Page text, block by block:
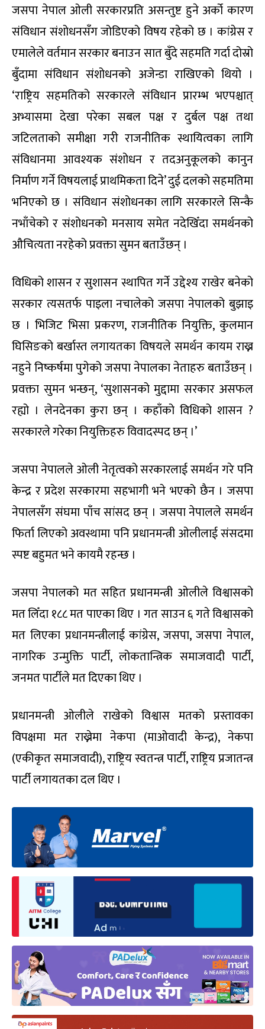
जसपा नेपाल ओली सरकारप्रति असन्तुष्ट हुने अर्को कारण
संविधान संशोधनसँग जोडिएको विषय रहेको छ । कांग्रेस र
एमालेले वर्तमान सरकार बनाउन सात बुँदे सहमति गर्दा दोस्रो
बुँदामा संविधान संशोधनको अजेन्डा राखिएको थियो ।
‘राष्ट्रिय सहमतिको सरकारले संविधान प्रारम्भ भएपश्चात्
अभ्यासमा देखा परेका सबल पक्ष र दुर्बल पक्ष तथा
जटिलताको समीक्षा गरी राजनीतिक स्थायित्वका लागि
संविधानमा आवश्यक संशोधन र तदअनुकूलको कानुन
निर्माण गर्ने विषयलाई प्राथमिकता दिने’ दुई दलको सहमतिमा
भनिएको छ । संविधान संशोधनका लागि सरकारले सिन्कै
नभाँचेको र संशोधनको मनसाय समेत नदेखिँदा समर्थनको
औचित्यता नरहेको प्रवक्ता सुमन बताउँछन् ।
विधिको शासन र सुशासन स्थापित गर्ने उद्देश्य राखेर बनेको
सरकार त्यसतर्फ पाइला नचालेको जसपा नेपालको बुझाइ
छ । भिजिट भिसा प्रकरण, राजनीतिक नियुक्ति, कुलमान
घिसिङको बर्खास्त लगायतका विषयले समर्थन कायम राख्न
नहुने निष्कर्षमा पुगेको जसपा नेपालका नेताहरु बताउँछन् ।
प्रवक्ता सुमन भन्छन्, ‘सुशासनको मुद्दामा सरकार असफल
रह्यो । लेनदेनका कुरा छन् । कहाँको विधिको शासन ?
सरकारले गरेका नियुक्तिहरु विवादस्पद छन् ।’
जसपा नेपालले ओली नेतृत्वको सरकारलाई समर्थन गरे पनि
केन्द्र र प्रदेश सरकारमा सहभागी भने भएको छैन । जसपा
नेपालसँग संघमा पाँच सांसद छन् । जसपा नेपालले समर्थन
फिर्ता लिएको अवस्थामा पनि प्रधानमन्त्री ओलीलाई संसदमा
स्पष्ट बहुमत भने कायमै रहन्छ ।
जसपा नेपालको मत सहित प्रधानमन्त्री ओलीले विश्वासको
मत लिँदा १८८ मत पाएका थिए । गत साउन ६ गते विश्वासको
मत लिएका प्रधानमन्त्रीलाई कांग्रेस, जसपा, जसपा नेपाल,
नागरिक उन्मुक्ति पार्टी, लोकतान्त्रिक समाजवादी पार्टी,
जनमत पार्टीले मत दिएका थिए ।
प्रधानमन्त्री ओलीले राखेको विश्वास मतको प्रस्तावका
विपक्षमा मत राख्नेमा नेकपा (माओवादी केन्द्र), नेकपा
(एकीकृत समाजवादी), राष्ट्रिय स्वतन्त्र पार्टी, राष्ट्रिय प्रजातन्त्र
पार्टी लगायतका दल थिए ।